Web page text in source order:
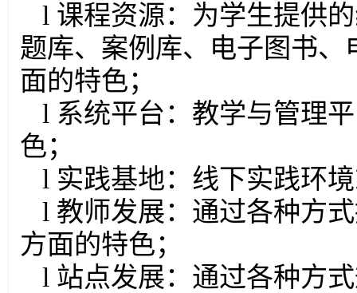
l 课程资源：为学生提供
题库、案例库、电子图书
面的特色；
l 系统平台：教学与管理
色；
l 实践基地：线下实践环
l 教师发展：通过各种方
方面的特色；
l 站点发展：通过各种方